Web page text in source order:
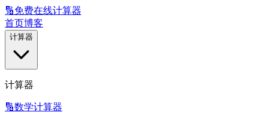
🔢免费在线计算器
首页博客
计算器
计算器
🔢数学计算器